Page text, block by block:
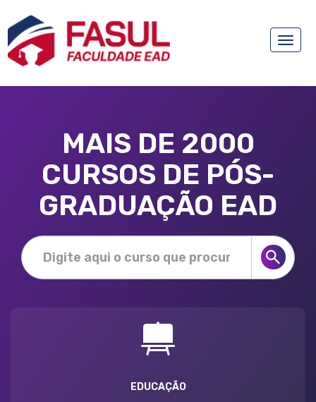
Toggle
MAIS DE 2000
CURSOS DE PÓS-
GRADUAÇÃO EAD
EDUCAÇÃO